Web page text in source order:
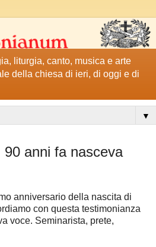
liturgia, canto, musica e arte
della chiesa di ieri, di oggi e di
▼
anni fa nasceva
anniversario della nascita di
con questa testimonianza
voce. Seminarista, prete,